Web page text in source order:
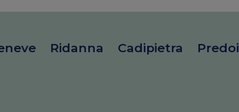
Ridanna Cadipietra Predoi